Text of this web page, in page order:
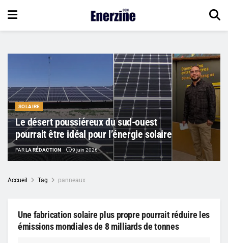
SOLAIRE
Le désert poussiéreux du sud-ouest
pourrait être idéal pour l’énergie solaire
PARLA RÉDACTION 9 juin 2026
Accueil Tag panneaux
Une fabrication solaire plus propre pourrait réduire les
émissions mondiales de 8 milliards de tonnes